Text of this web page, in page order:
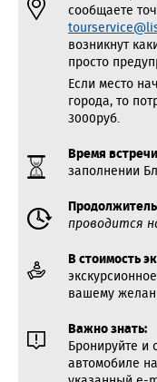
сообщаете
возникнут
просто
Если место
города, то
3000руб.
Время
заполнении
проводится
В стоимость
вашему
Важно знать:
Бронируйте и
автомобиле